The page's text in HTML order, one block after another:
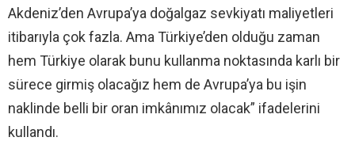
Akdeniz’den Avrupa’ya doğalgaz sevkiyatı maliyetleri
itibarıyla çok fazla. Ama Türkiye’den olduğu zaman
hem Türkiye olarak bunu kullanma noktasında karlı bir
sürece girmiş olacağız hem de Avrupa’ya bu işin
naklinde belli bir oran imkânımız olacak” ifadelerini
kullandı.